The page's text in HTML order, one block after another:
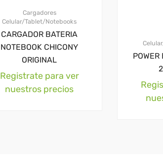
Cargadores
Celular/Tablet/Notebooks
CARGADOR BATERIA
NOTEBOOK CHICONY
ORIGINAL
Registrate para ver
nuestros precios
POWER